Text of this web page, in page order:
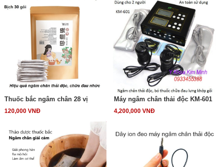
Thuốc bắc ngâm chân 28 vị
120,000 VNĐ
Máy ngâm chân thải độc KM-601
4,200,000 VNĐ